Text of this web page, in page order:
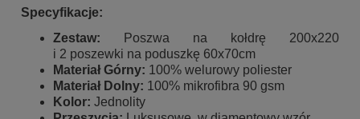
Specyfikacje:
Zestaw: Poszwa na kołdrę 200x220
i 2 poszewki na poduszkę 60x70cm
Materiał Górny: 100% welurowy poliester
Materiał Dolny: 100% mikrofibra 90 gsm
Kolor: Jednolity